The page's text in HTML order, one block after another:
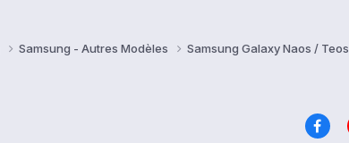
Samsung - Autres Modèles Samsung Galaxy Naos / Teos